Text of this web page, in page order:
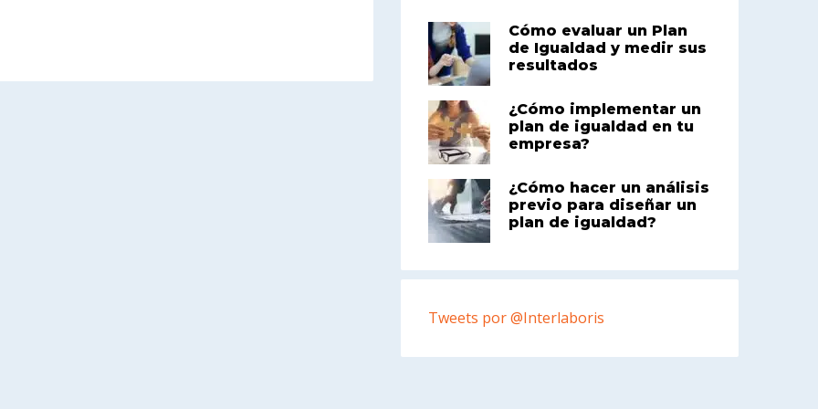
Cómo evaluar un Plan
de Igualdad y medir sus
resultados
¿Cómo implementar un
plan de igualdad en tu
empresa?
¿Cómo hacer un análisis
previo para diseñar un
plan de igualdad?
Tweets por @Interlaboris